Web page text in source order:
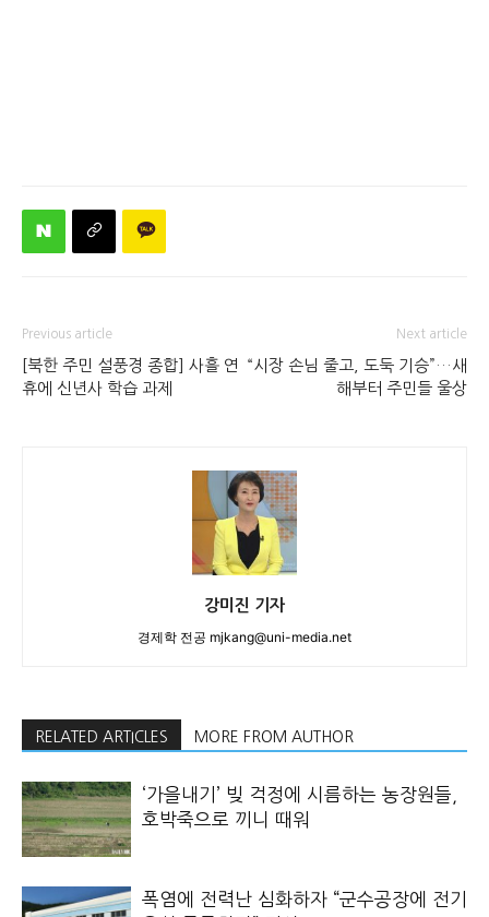
Previous article
[북한 주민 설풍경 종합] 사흘 연
휴에 신년사 학습 과제
Next article
“시장 손님 줄고, 도둑 기승”…새
해부터 주민들 울상
강미진 기자
경제학 전공 mjkang@uni-media.net
RELATED ARTICLES MORE FROM AUTHOR
‘가을내기’ 빚 걱정에 시름하는 농장원들,
호박죽으로 끼니 때워
폭염에 전력난 심화하자 “군수공장에 전기